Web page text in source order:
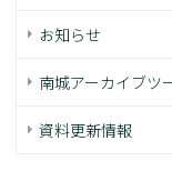
お知らせ
南城アーカイブツ
資料更新情報